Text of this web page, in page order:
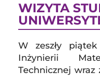
WIZYTA
W zeszły
Inżynierii
Technicznej wraz